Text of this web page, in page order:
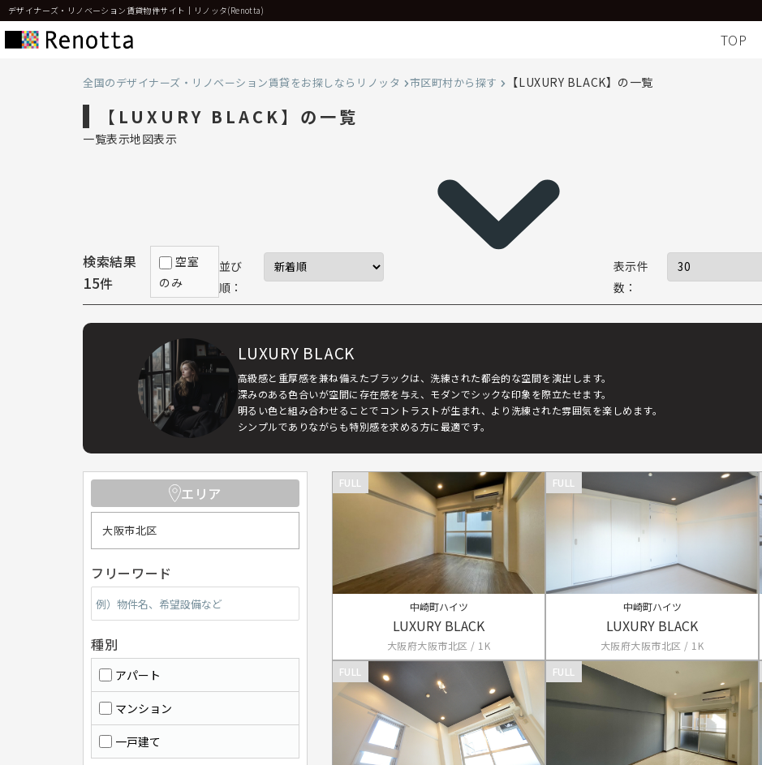
デザイナーズ・リノベーション賃貸物件サイト｜リノッタ(Renotta)
TOP
全国のデザイナーズ・リノベーション賃貸をお探しならリノッタ 市区町村から探す 【LUXURY BLACK】の一覧
【LUXURY BLACK】の一覧
一覧表示地図表示
検索結果
15件
空室
のみ
並び
順：
表示件
数：
LUXURY BLACK
高級感と重厚感を兼ね備えたブラックは、洗練された都会的な空間を演出します。
深みのある色合いが空間に存在感を与え、モダンでシックな印象を際立たせます。
明るい色と組み合わせることでコントラストが生まれ、より洗練された雰囲気を楽しめます。
シンプルでありながらも特別感を求める方に最適です。
FULL
中崎町ハイツ
LUXURY BLACK
大阪府大阪市北区 / 1K
FULL
中崎町ハイツ
LUXURY BLACK
大阪府大阪市北区 / 1K
FULL
FULL
エリア
大阪市北区
フリーワード
種別
アパート
マンション
一戸建て